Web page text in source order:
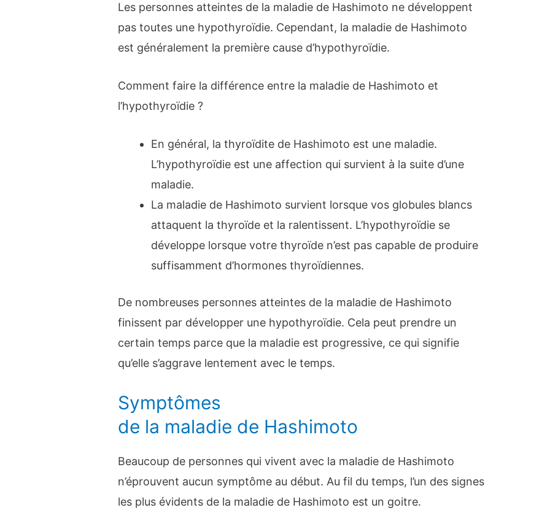
Les personnes atteintes de la maladie de Hashimoto ne développent
pas toutes une hypothyroïdie. Cependant, la maladie de Hashimoto
est généralement la première cause d’hypothyroïdie.
Comment faire la différence entre la maladie de Hashimoto et
l’hypothyroïdie ?
En général, la thyroïdite de Hashimoto est une maladie.
L’hypothyroïdie est une affection qui survient à la suite d’une
maladie.
La maladie de Hashimoto survient lorsque vos globules blancs
attaquent la thyroïde et la ralentissent. L’hypothyroïdie se
développe lorsque votre thyroïde n’est pas capable de produire
suffisamment d’hormones thyroïdiennes.
De nombreuses personnes atteintes de la maladie de Hashimoto
finissent par développer une hypothyroïdie. Cela peut prendre un
certain temps parce que la maladie est progressive, ce qui signifie
qu’elle s’aggrave lentement avec le temps.
Symptômes
de la maladie de Hashimoto
Beaucoup de personnes qui vivent avec la maladie de Hashimoto
n’éprouvent aucun symptôme au début. Au fil du temps, l’un des signes
les plus évidents de la maladie de Hashimoto est un goitre.